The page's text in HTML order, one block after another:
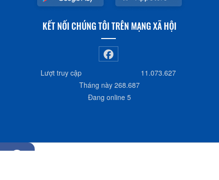
KẾT NỐI CHÚNG TÔI TRÊN MẠNG XÃ HỘI
Lượt truy cập
11.073.627
Tháng này 268.687
Đang online 5